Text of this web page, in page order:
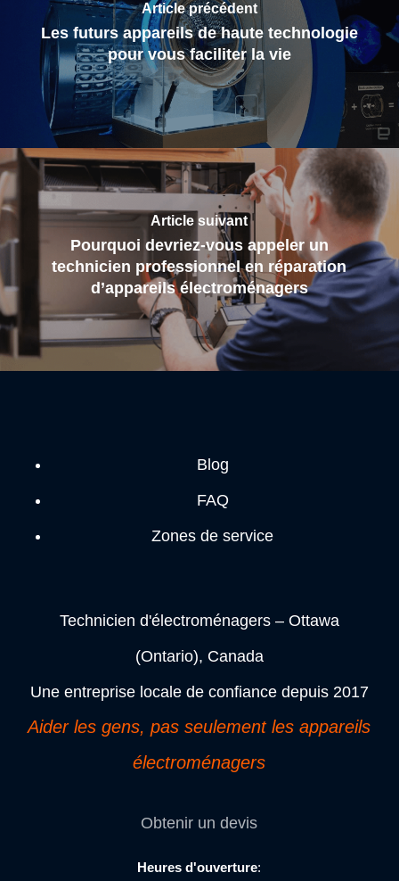
Article précédent
Les futurs appareils de haute technologie
pour vous faciliter la vie
Article suivant
Pourquoi devriez-vous appeler un
technicien professionnel en réparation
d’appareils électroménagers
Blog
FAQ
Zones de service
Technicien d'électroménagers – Ottawa
(Ontario), Canada
Une entreprise locale de confiance depuis 2017
Aider les gens, pas seulement les appareils
électroménagers
Obtenir un devis
Heures d'ouverture: